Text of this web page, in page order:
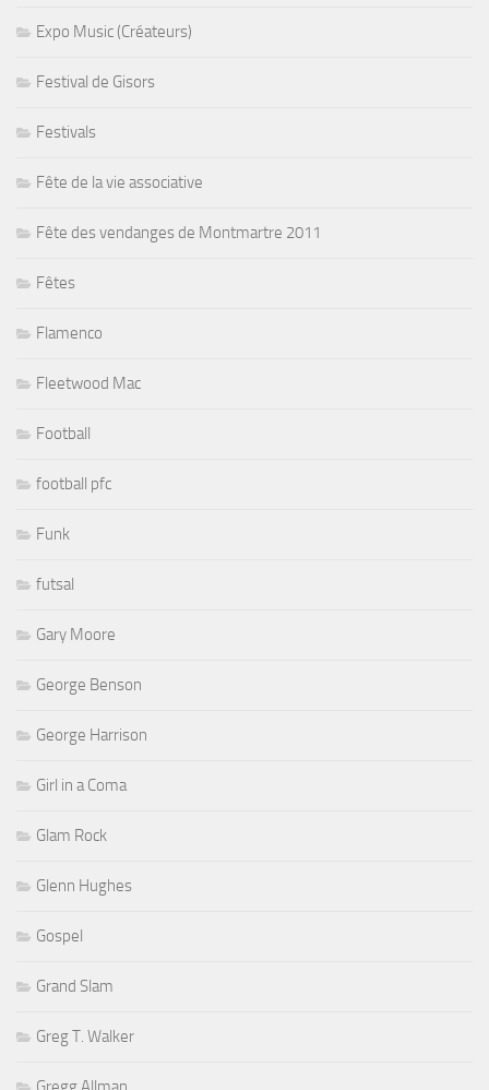
Expo Music (Créateurs)
Festival de Gisors
Festivals
Fête de la vie associative
Fête des vendanges de Montmartre 2011
Fêtes
Flamenco
Fleetwood Mac
Football
football pfc
Funk
futsal
Gary Moore
George Benson
George Harrison
Girl in a Coma
Glam Rock
Glenn Hughes
Gospel
Grand Slam
Greg T. Walker